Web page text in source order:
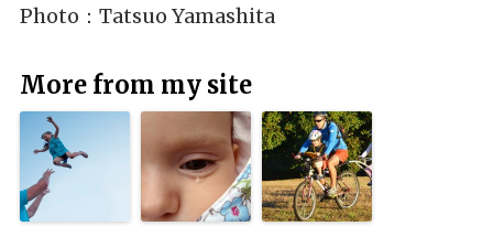
Photo： Tatsuo Yamashita
More from my site